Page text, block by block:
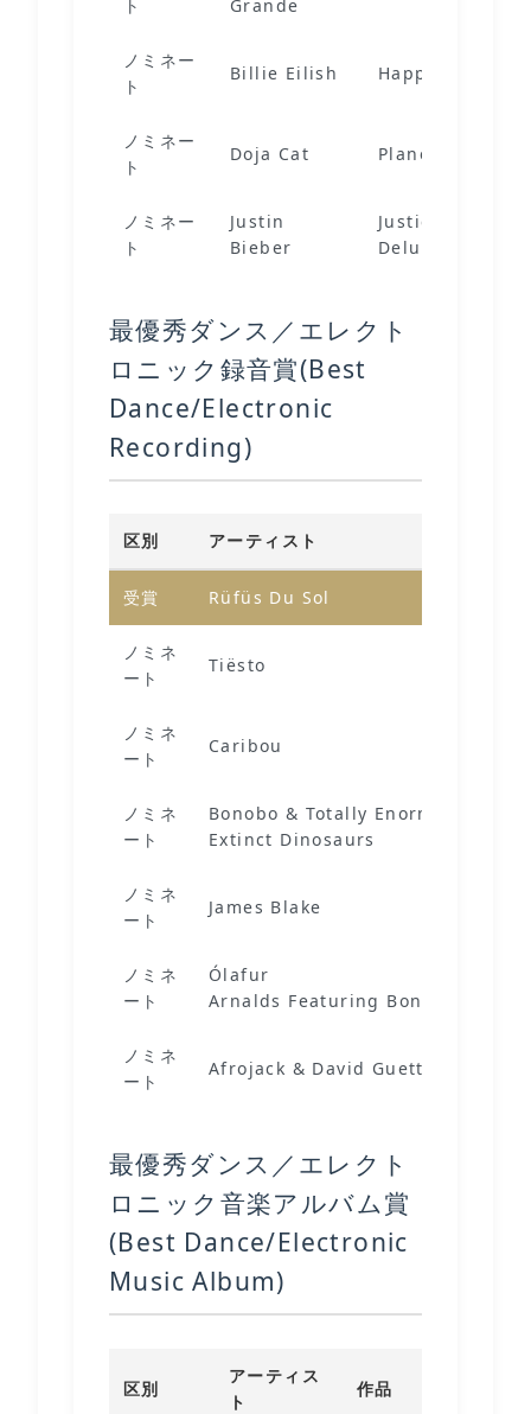
ト Grande
ノミネー
ト
Billie Eilish Happier Than
ノミネー
ト
Doja Cat Planet Her
ノミネー
ト
Justin
Bieber
Justice (Triple
Deluxe)
最優秀ダンス／エレクト
ロニック録音賞(Best
Dance/Electronic
Recording)
区別 アーティスト
受賞 Rüfüs Du Sol
ノミネ
ート
Tiësto
ノミネ
ート
Caribou
ノミネ
ート
Bonobo & Totally Enormous
Extinct Dinosaurs
ノミネ
ート
James Blake
ノミネ
ート
Ólafur
Arnalds Featuring Bonobo
ノミネ
ート
Afrojack & David Guetta
最優秀ダンス／エレクト
ロニック音楽アルバム賞
(Best Dance/Electronic
Music Album)
区別
アーティス
ト
作品